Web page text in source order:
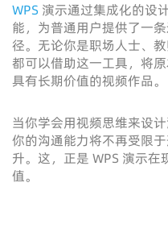
WPS 演示通过集成化的设
能，为普通用户提供了一
径。无论你是职场人士、
都可以借助这一工具，将
具有长期价值的视频作品。
当你学会用视频思维来设
你的沟通能力将不再受限
升。这，正是 WPS 演示
值。